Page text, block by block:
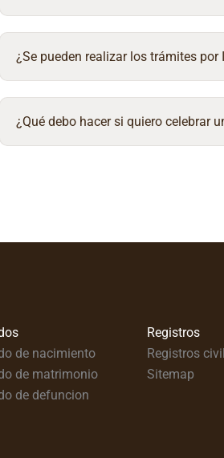
¿Se pueden realizar los trámites por
¿Qué debo hacer si quiero celebrar
de nacimiento
de matrimonio
de defuncion
Registros
Registros
Sitemap